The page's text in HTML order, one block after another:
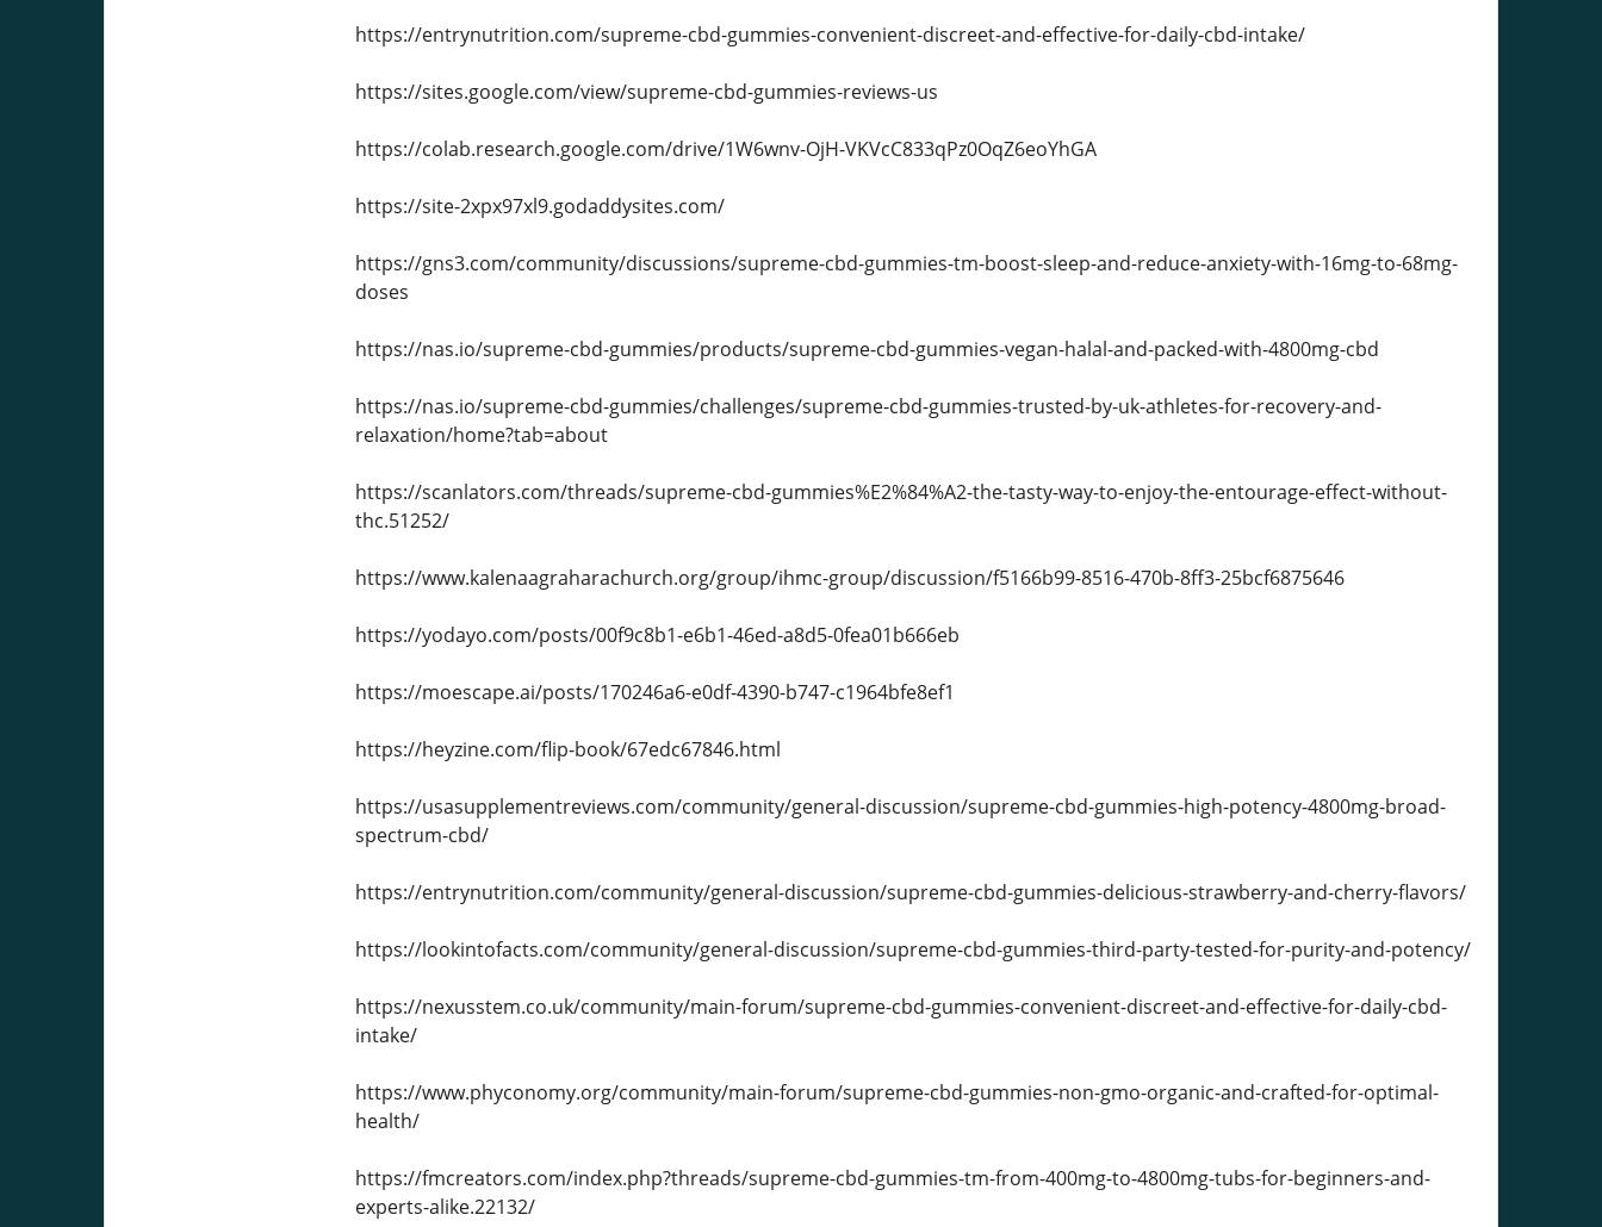
https://entrynutrition.com/supreme-cbd-gummies-convenient-discreet-and-effective-for-daily-cbd-intake/
https://sites.google.com/view/supreme-cbd-gummies-reviews-us
https://colab.research.google.com/drive/1W6wnv-OjH-VKVcC833qPz0OqZ6eoYhGA
https://site-2xpx97xl9.godaddysites.com/
https://gns3.com/community/discussions/supreme-cbd-gummies-tm-boost-sleep-and-reduce-anxiety-with-16mg-to-68mg-
doses
https://nas.io/supreme-cbd-gummies/products/supreme-cbd-gummies-vegan-halal-and-packed-with-4800mg-cbd
https://nas.io/supreme-cbd-gummies/challenges/supreme-cbd-gummies-trusted-by-uk-athletes-for-recovery-and-
relaxation/home?tab=about
https://scanlators.com/threads/supreme-cbd-gummies%E2%84%A2-the-tasty-way-to-enjoy-the-entourage-effect-without-
thc.51252/
https://www.kalenaagraharachurch.org/group/ihmc-group/discussion/f5166b99-8516-470b-8ff3-25bcf6875646
https://yodayo.com/posts/00f9c8b1-e6b1-46ed-a8d5-0fea01b666eb
https://moescape.ai/posts/170246a6-e0df-4390-b747-c1964bfe8ef1
https://heyzine.com/flip-book/67edc67846.html
https://usasupplementreviews.com/community/general-discussion/supreme-cbd-gummies-high-potency-4800mg-broad-
spectrum-cbd/
https://entrynutrition.com/community/general-discussion/supreme-cbd-gummies-delicious-strawberry-and-cherry-flavors/
https://lookintofacts.com/community/general-discussion/supreme-cbd-gummies-third-party-tested-for-purity-and-potency/
https://nexusstem.co.uk/community/main-forum/supreme-cbd-gummies-convenient-discreet-and-effective-for-daily-cbd-
intake/
https://www.phyconomy.org/community/main-forum/supreme-cbd-gummies-non-gmo-organic-and-crafted-for-optimal-
health/
https://fmcreators.com/index.php?threads/supreme-cbd-gummies-tm-from-400mg-to-4800mg-tubs-for-beginners-and-
experts-alike.22132/